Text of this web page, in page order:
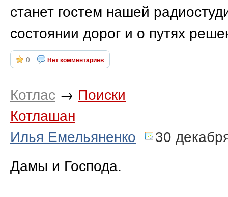
станет гостем нашей
состоянии дорог и о путях
0 Нет комментариев
Котлас → Поиски
Котлашан
Илья Емельяненко
30
Дамы и Господа.